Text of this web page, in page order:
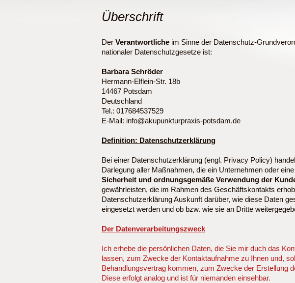
Überschrift
Der Verantwortliche im Sinne der Datenschutz-
nationaler Datenschutzgesetze ist:
Barbara Schröder
Hermann-Elflein-Str. 18b
14467 Potsdam
Deutschland
Tel.: 017684537529
E-Mail: info@akupunkturpraxis-potsdam.de
Definition: Datenschutzerklärung
Bei einer Datenschutzerklärung (engl. Privacy Policy)
Darlegung aller Maßnahmen, die ein Unternehmen oder
Sicherheit und ordnungsgemäße Verwendung der
gewährleisten, die im Rahmen des Geschäftskontakts
Datenschutzerklärung Auskunft darüber, wie diese Daten
eingesetzt werden und ob bzw. wie sie an Dritte
Der Datenverarbeitungszweck
Ich erhebe die persönlichen Daten, die Sie mir duch das
lassen, zum Zwecke der Kontaktaufnahme zu Ihnen und,
Behandlungsvertrag kommen, zum Zwecke der Erstellung
Diese erfolgt analog und ist für niemanden einsehbar.